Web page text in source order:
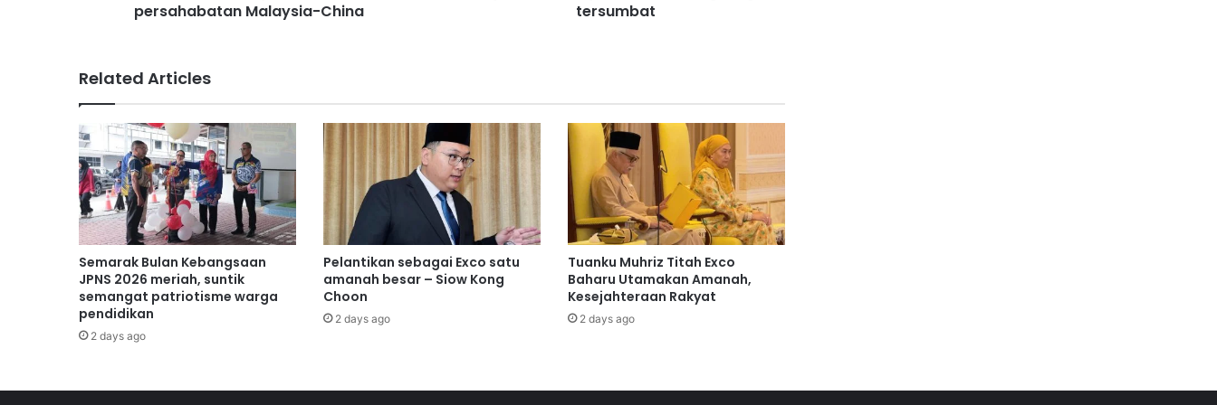
a
s
a
m
a
d
a
n
p
e
s
a
h
a
persahabatan Malaysia-China
a
u
m
a
s
a
l
a
h
l
n
tersumbat
Related Articles
Semarak Bulan Kebangsaan
JPNS 2026 meriah, suntik
semangat patriotisme warga
pendidikan
2 days ago
Pelantikan sebagai Exco satu
amanah besar – Siow Kong
Choon
2 days ago
Tuanku Muhriz Titah Exco
Baharu Utamakan Amanah,
Kesejahteraan Rakyat
2 days ago